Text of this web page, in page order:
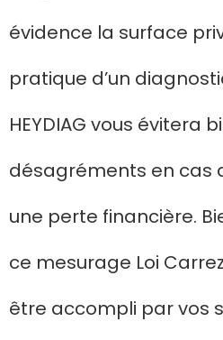
évidence la surface
pratique d’un
HEYDIAG vous évitera
désagréments en cas
une perte financière.
ce mesurage Loi
être accompli par vos